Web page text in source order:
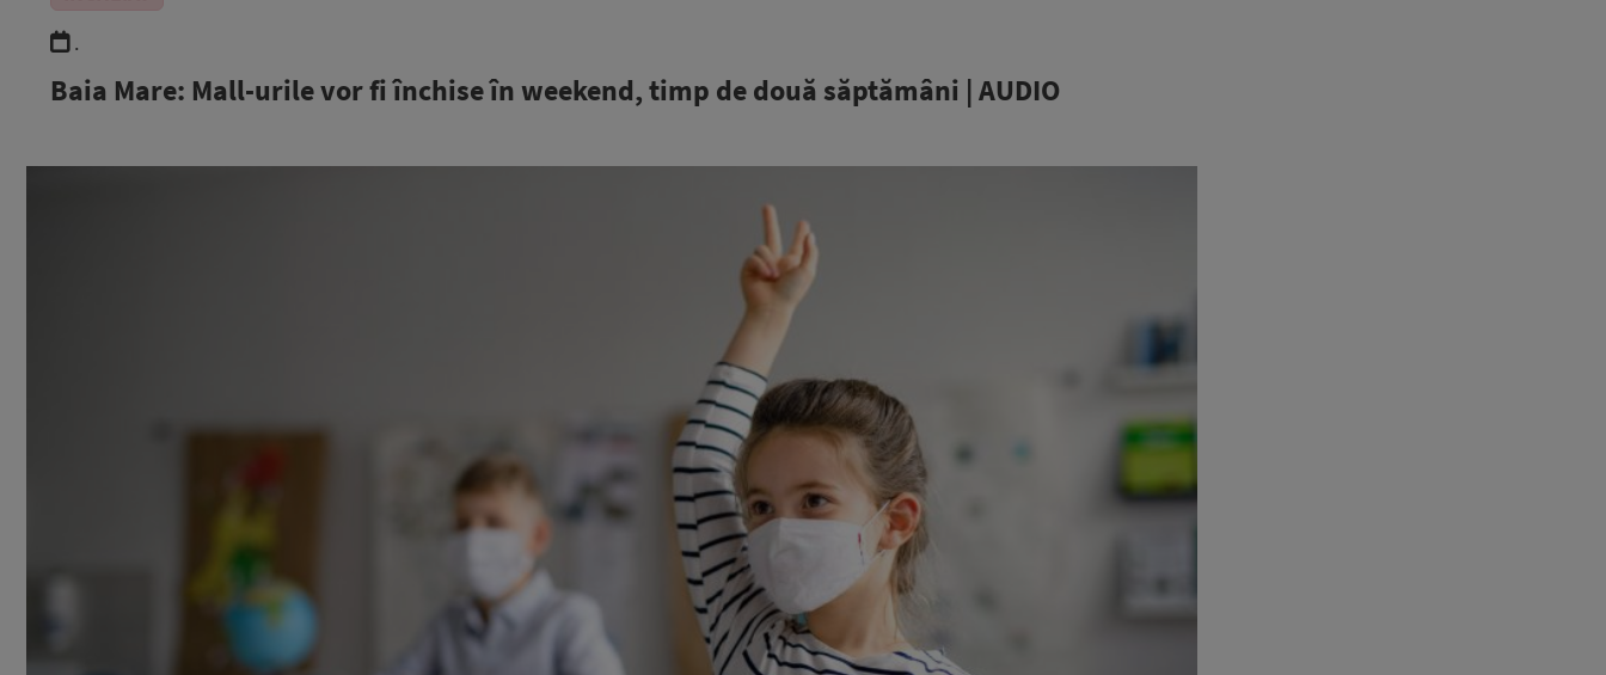
.
Baia Mare: Mall-urile vor fi închise în weekend, timp de două săptămâni | AUDIO